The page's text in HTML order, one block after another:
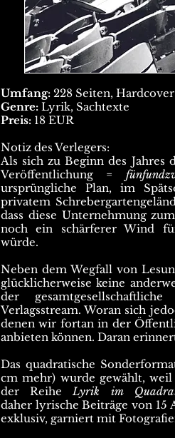
Umfang: 228 Seiten,
Genre: Lyrik, Sachtexte
Preis: 18 EUR
Notiz des Verlegers:
Als sich zu Beginn des Jahres
Veröffentlichung =
ursprüngliche Plan, im
privatem
dass diese Unternehmung
noch ein schärferer Wind
würde.
Neben dem Wegfall von
glücklicherweise keine
der
Verlagsstream. Woran sich
denen wir fortan in der
anbieten können. Daran
Das quadratische
cm mehr) wurde gewählt,
der ReiheLyrik im
daher lyrische Beiträge von 15
exklusiv, garniert mit